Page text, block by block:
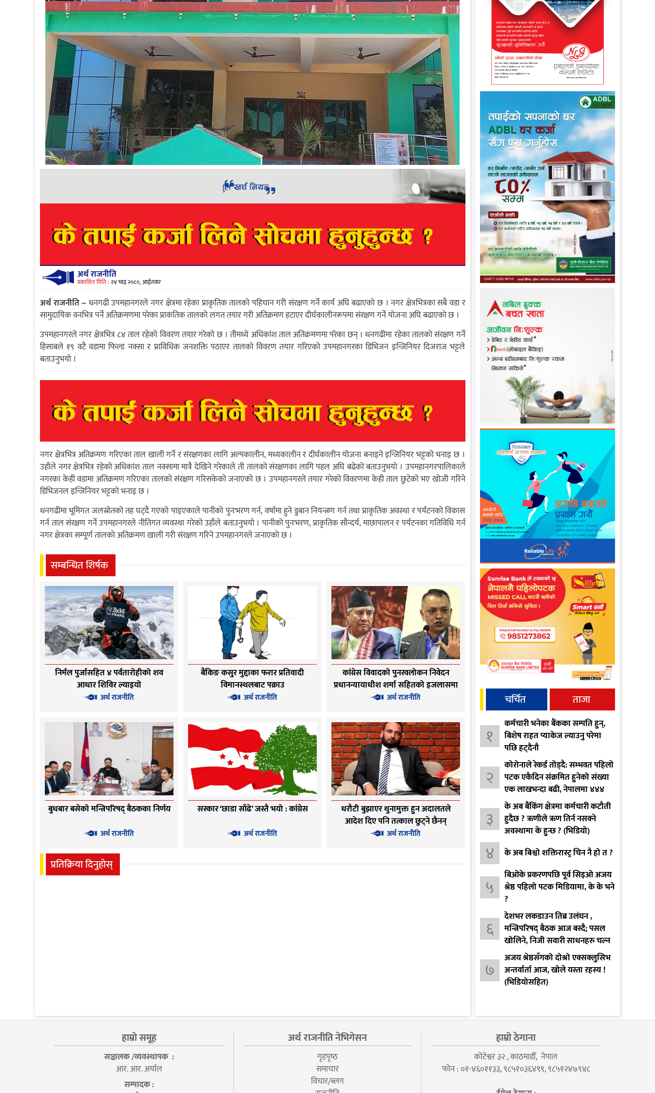
अर्थ राजनीति
प्रकाशित मिति : २४ भाद्र २०८०, आईतवार
अर्थ राजनीति ~ धनगढी उपमहानगरले नगर क्षेत्रमा रहेका प्राकृतिक तालको पहिचान गरी संरक्षण गर्ने कार्य अघि बढाएको छ । नगर क्षेत्रभित्रका सबै वडा र
सामुदायिक वनभित्र पर्ने अतिक्रमणमा परेका प्राकतिक तालको लगत तयार गरी अतिक्रमण हटाएर दीर्घकालीनरूपमा संरक्षण गर्ने योजना अघि बढाएको छ ।
उपमहानगरले नगर क्षेत्रभित्र ८४ ताल रहेको विवरण तयार गरेको छ । तीमध्ये अधिकांश ताल अतिक्रमणमा परेका छन् । धनगढीमा रहेका तालको संरक्षण गर्ने
हिसाबले १९ वटै वडामा फिल्ड नक्सा र प्राविधिक जनशक्ति पठाएर तालको विवरण तयार गरिएको उपमहानगरका डिभिजन इन्जिनियर दिजराज भट्टले
बताउनुभयो ।
नगर क्षेत्रभित्र अतिक्रमण गरिएका ताल खाली गर्ने र संरक्षणका लागि अल्पकालीन, मध्यकालीन र दीर्घकालीन योजना बनाइने इन्जिनियर भट्टको भनाइ छ ।
उहाँले नगर क्षेत्रभित्र रहेको अधिकांश ताल नक्सामा मात्रै देखिने गरेकाले ती तालको संरक्षणका लागि पहल अघि बढेको बताउनुभयो । उपमहानगरपालिकाले
नगरका केही वडामा अतिक्रमण गरिएका तालको संरक्षण गरिसकेको जनाएको छ । उपमहानगरले तयार गरेको विवरणमा केही ताल छुटेको भए खोजी गरिने
डिभिजनल इन्जिनियर भट्टको भनाइ छ ।
धनगढीमा भूमिगत जलस्रोतको तह घट्दै गएको पाइएकाले पानीको पुनःभरण गर्न, वर्षामा हुने डुबान नियन्त्रण गर्न तथा प्राकृतिक अवस्था र पर्यटनको विकास
गर्न ताल संरक्षण गर्ने उपमहानगरले नीतिगत व्यवस्था गरेको उहाँले बताउनुभयो । पानीको पुनःभरण, प्राकृतिक सौन्दर्य, माछापालन र पर्यटनका गतिविधि गर्न
नगर क्षेत्रका सम्पूर्ण तालको अतिक्रमण खाली गरी संरक्षण गरिने उपमहानगरले जनाएको छ ।
सम्बन्धित शिर्षक
निर्मल पुर्जासहित ४ पर्वतारोहीको शव
आधार शिविर ल्याइयो
अर्थ राजनीति
बैंकिङ कसुर मुद्दाका फरार प्रतिवादी
विमानस्थलबाट पक्राउ
अर्थ राजनीति
कांग्रेस विवादको पुनरवलोकन निवेदन
प्रधानन्यायाधीश शर्मा सहितको इजलासमा
अर्थ राजनीति
बुधबार बसेको मन्त्रिपरिषद् बैठकका निर्णय
अर्थ राजनीति
सरकार ‘छाडा साँढे’ जस्तै भयो : कांग्रेस
अर्थ राजनीति
धरौटी बुझाएर थुनामुक्त हुन अदालतले
आदेश दिए पनि तत्काल छुट्ने छैनन्
अधिकारी
अर्थ राजनीति
प्रतिक्रिया दिनुहोस्
चर्चित ताजा
१
कर्मचारी भनेका बैंकका सम्पति हुन्,
बिशेष राहत प्याकेज ल्याउनु परेमा
पछि हट्दैनौ
२
कोरोनाले रेकर्ड तोड्दै: सम्भवत पहिलो
पटक एकैदिन संक्रमित हुनेको संख्या
एक लाखभन्दा बढी, नेपालमा ४४४
पुग्यो
३
के अब बैंकिंग क्षेत्रमा कर्मचारी कटौती
हुदैछ ? ऋणीले ऋण तिर्न नसक्ने
अवस्थामा के हुन्छ ? (भिडियो)
४ के अब बिश्वो शक्तिरास्ट्र चिन नै हो त ?
५
बिओके प्रकरणपछि पूर्व सिइओ अजय
श्रेष्ठ पहिलो पटक मिडियामा, के के भने
?
६
देशभर लकडाउन तिब्र उलंघन ,
मन्त्रिपरिषद् बैठक आज बस्दै; पसल
खोलिने, निजी सवारी साधनहरु चल्न
दिइने
७
अजय श्रेष्ठसँगको दोश्रो एक्सक्लुसिभ
अन्तर्वार्ता आज, खोले यस्ता रहस्य !
(भिडियोसहित)
हाम्रो समूह
सञ्चालक /व्यवस्थापक :
आर. आर. अर्याल
सम्पादक :
अर्थ राजनीति नेभिगेसन
गृहपृष्‍ठ
समाचार
विचार/ब्लग
हाम्रो ठेगाना
कोटेश्वर ३२ , काठमाडौँ, नेपाल
फोन : ०१-४६०११३३, ९८५१०३६४९९, ९८५१२४७९४८